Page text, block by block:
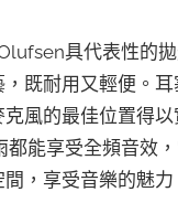
具代表性的
既耐用又輕便。
風的最佳位置得
能享受全頻音效
，享受音樂的魅力